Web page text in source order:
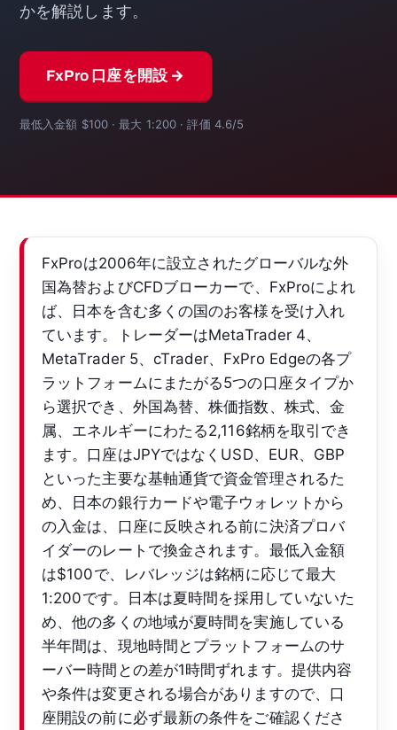
かを解説します。
FxPro 口座を開設 →
最低入金額 $100 · 最大 1:200 · 評価 4.6/5
FxProは2006年に設立されたグローバルな外
国為替およびCFDブローカーで、FxProによれ
ば、日本を含む多くの国のお客様を受け入れ
ています。トレーダーはMetaTrader 4、
MetaTrader 5、cTrader、FxPro Edgeの各プ
ラットフォームにまたがる5つの口座タイプか
ら選択でき、外国為替、株価指数、株式、金
属、エネルギーにわたる2,116銘柄を取引でき
ます。口座はJPYではなくUSD、EUR、GBP
といった主要な基軸通貨で資金管理されるた
め、日本の銀行カードや電子ウォレットから
の入金は、口座に反映される前に決済プロバ
イダーのレートで換金されます。最低入金額
は$100で、レバレッジは銘柄に応じて最大
1:200です。日本は夏時間を採用していないた
め、他の多くの地域が夏時間を実施している
半年間は、現地時間とプラットフォームのサ
ーバー時間との差が1時間ずれます。提供内容
や条件は変更される場合がありますので、口
座開設の前に必ず最新の条件をご確認くださ